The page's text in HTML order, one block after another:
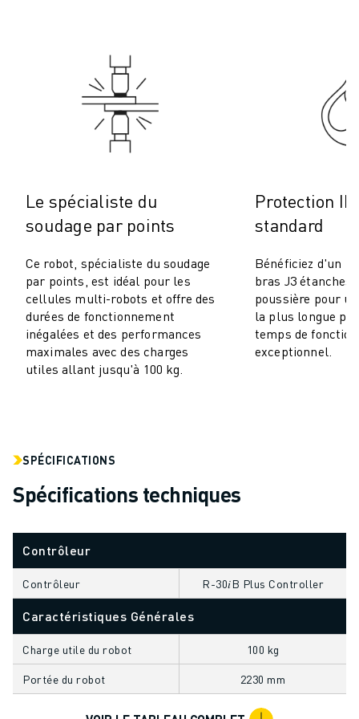
ROBOCUT MACHINES D'ÉLECTROÉROSION À FIL
ROBOCUT MATÉRIEL
LOGICIEL ROBOCUT
ROBOCUT MAINTENANCE PRÉVENTIVE
DURABILITÉ DU ROBOCUT
DES SOLUTIONS D'USINE INTELLIGENTE POUR AMÉLIORER
ENREGISTREMENT DU PRODUIT "
SOLUTIONS
INDUSTRIES
TOUTES LES INDUSTRIES
AÉROSPATIALE
AUTOMOBILE
VÉHICULES ÉLECTRIQUES
PLASTIQUES
APPLICATIONS
USINAGE 5 AXES
ASSEMBLAGE
FRAISAGE CNC
TOURNAGE CNC
PERÇAGE ET TARAUDAGE À GRANDE VITESSE
MOULAGE PAR INJECTION
Le spécialiste du
soudage par points
Ce robot, spécialiste du soudage
par points, est idéal pour les
cellules multi-robots et offre des
durées de fonctionnement
inégalées et des performances
maximales avec des charges
utiles allant jusqu'à 100 kg.
Protection
standard
Bénéficiez d'un
bras J3 étanches
poussière pour
la plus longue
temps de
exceptionnel.
SPÉCIFICATIONS
Spécifications techniques
Contrôleur
Contrôleur R-30𝑖B Plus Controller
Caractéristiques Générales
Charge utile du robot 100 kg
Portée du robot 2230 mm